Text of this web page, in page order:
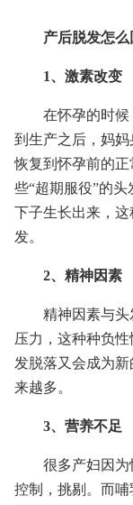
产后脱发怎么
1、激素改变
在怀孕的时
到生产之后，妈
恢复到怀孕前的
些“超期服役”的
下子生长出来，
发。
2、精神因素
精神因素与
压力，这种种负
发脱落又会成为
来越多。
3、营养不足
很多产妇因
控制，挑剔。而